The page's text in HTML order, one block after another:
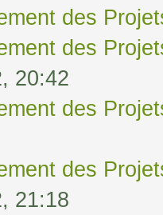
des
des
20:42
des
des
21:18